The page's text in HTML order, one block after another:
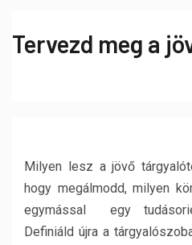
Tervezd meg a
Milyen lesz a jövő
hogy megálmodd, milyen
egymással egy
Definiáld újra a